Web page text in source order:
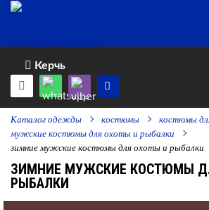
Керчь
Каталог одежды костюмы
костюмы
мужские костюмы для охоты и рыбалки
зимние мужские костюмы для охоты и рыбалки
ЗИМНИЕ МУЖСКИЕ КОСТЮМЫ
РЫБАЛКИ